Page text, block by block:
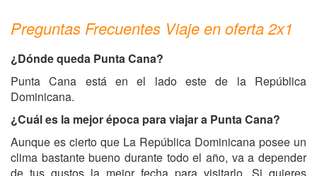
Preguntas Frecuentes Viaje en oferta 2x1
¿Dónde queda Punta Cana?
Punta Cana está en el lado este de la República
Dominicana.
¿Cuál es la mejor época para viajar a Punta Cana?
Aunque es cierto que La República Dominicana posee un
clima bastante bueno durante todo el año, va a depender